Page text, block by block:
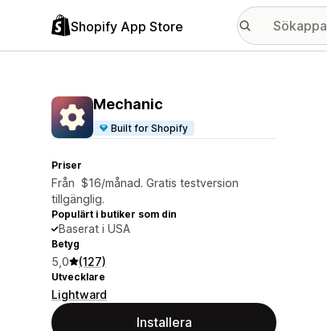
Shopify App Store
Mechanic
Built for Shopify
Priser
Från $16/månad. Gratis testversion
tillgänglig.
Populärt i butiker som din
Baserat i USA
Betyg
5,0 (127)
Utvecklare
Lightward
Installera